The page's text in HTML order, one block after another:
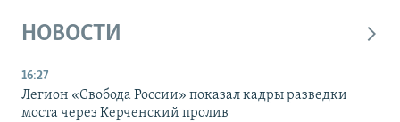
НОВОСТИ
16:27
Легион «Свобода России» показал кадры разведки
моста через Керченский пролив